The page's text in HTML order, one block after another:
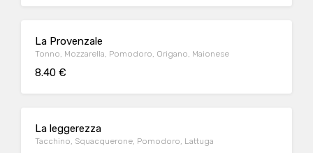
La Provenzale
Tonno, Mozzarella, Pomodoro, Origano, Maionese
8.40 €
La leggerezza
Tacchino, Squacquerone, Pomodoro, Lattuga